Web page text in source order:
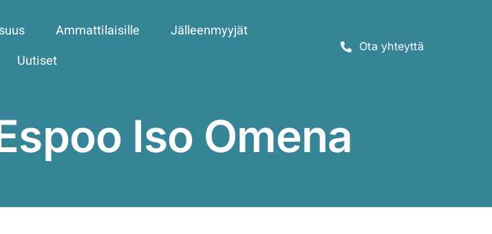
Ammattilaisille
Jälleenmyyjät
Uutiset
Ota yhteyttä
Iso Omena